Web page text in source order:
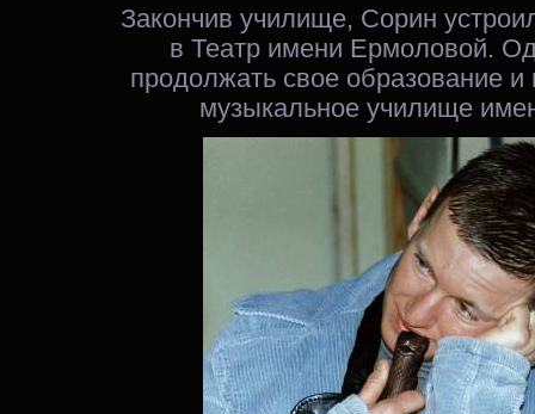
Закончив училище, Сорин
в Театр имени Ермоловой.
продолжать свое образование и
музыкальное училище